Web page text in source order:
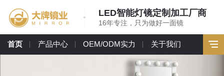
LED智能灯镜定制加工厂商
16年专注，只为做好一面镜
首页 产品中心 OEM/ODM实力 关于我们